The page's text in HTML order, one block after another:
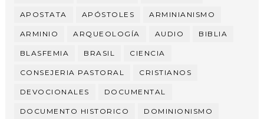
APOSTATA APÓSTOLES ARMINIANISMO
ARMINIO ARQUEOLOGÍA AUDIO BIBLIA
BLASFEMIA BRASIL CIENCIA
CONSEJERIA PASTORAL CRISTIANOS
DEVOCIONALES DOCUMENTAL
DOCUMENTO HISTORICO DOMINIONISMO